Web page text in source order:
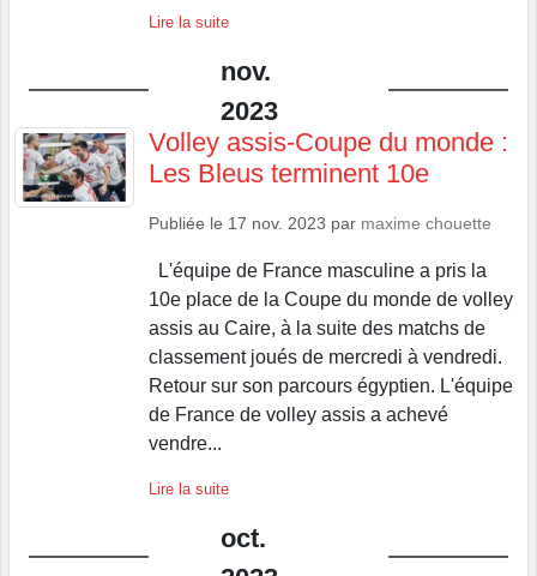
Lire la suite
nov.
2023
Volley assis-Coupe du monde :
Les Bleus terminent 10e
Publiée le 17 nov. 2023 par maxime chouette
L'équipe de France masculine a pris la
10e place de la Coupe du monde de volley
assis au Caire, à la suite des matchs de
classement joués de mercredi à vendredi.
Retour sur son parcours égyptien. L'équipe
de France de volley assis a achevé
vendre...
Lire la suite
oct.